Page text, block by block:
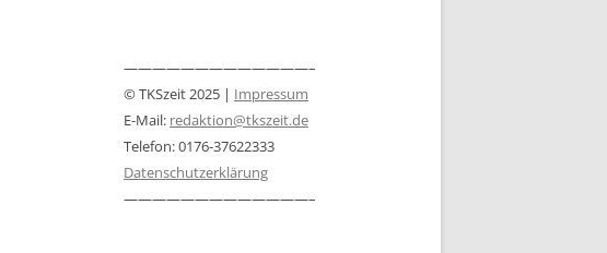
—————————————–
© TKSzeit 2025 | Impressum
E-Mail: redaktion@tkszeit.de
Telefon: 0176-37622333
Datenschutzerklärung
—————————————–